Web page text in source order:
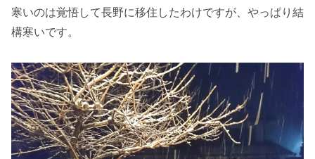
寒いのは覚悟して長野に移住したわけですが、やっぱり結
構寒いです。